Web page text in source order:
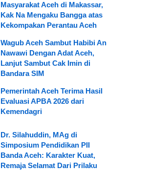
Masyarakat Aceh di Makassar,
Kak Na Mengaku Bangga atas
Kekompakan Perantau Aceh
Wagub Aceh Sambut Habibi An
Nawawi Dengan Adat Aceh,
Lanjut Sambut Cak Imin di
Bandara SIM
Pemerintah Aceh Terima Hasil
Evaluasi APBA 2026 dari
Kemendagri
Dr. Silahuddin, MAg di
Simposium Pendidikan PII
Banda Aceh: Karakter Kuat,
Remaja Selamat Dari Prilaku